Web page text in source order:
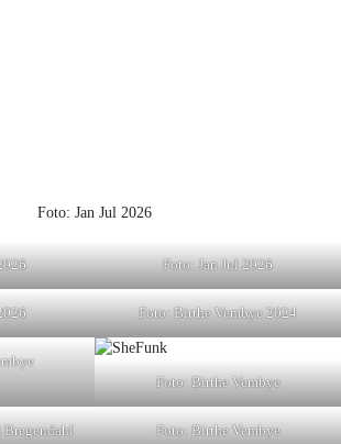
Foto: Jan Jul 2026
Foto: Jan Jul 2026
Foto: Birthe Vembye 2024
Foto: Birthe Vembye
Bregendahl Foto: Birthe Vembye